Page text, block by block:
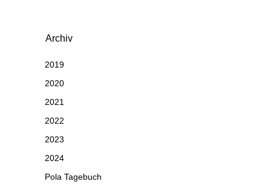
Archiv
2019
2020
2021
2022
2023
2024
Pola Tagebuch